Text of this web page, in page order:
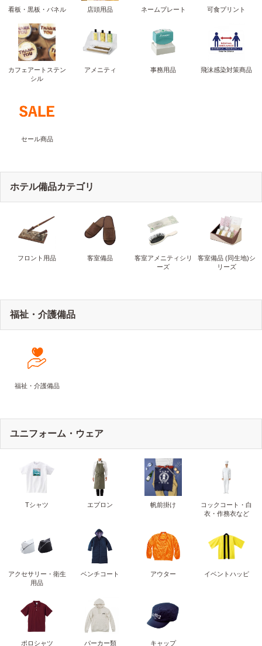
看板・黒板・パネル 店頭用品 ネームプレート 可食プリント
カフェアートステン
シル
アメニティ 事務用品 飛沫感染対策商品
セール商品
ホテル備品カテゴリ
フロント用品 客室備品
客室アメニティシリ
ーズ
客室備品 (同生地)シ
リーズ
福祉・介護備品
福祉・介護備品
ユニフォーム・ウェア
Tシャツ エプロン 帆前掛け
コックコート・白
衣・作務衣など
アクセサリー・衛生
用品
ベンチコート アウター イベントハッピ
ポロシャツ パーカー類 キャップ